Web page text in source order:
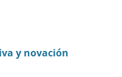
y novación